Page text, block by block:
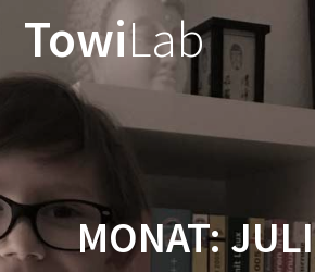
Inhalt
TowiLab
MONAT: